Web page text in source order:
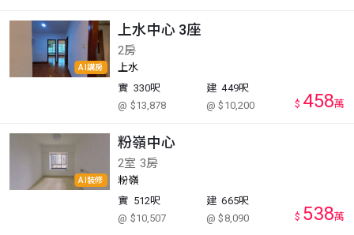
AI講房
上水中心 3座
2房
上水
實 330呎
@ $13,878
建 449呎
@ $10,200
$ 458萬
AI裝修
粉嶺中心
2室 3房
粉嶺
實 512呎
@ $10,507
建 665呎
@ $8,090
$ 538萬